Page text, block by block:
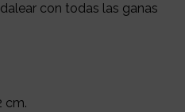
con todas las ganas
cm.